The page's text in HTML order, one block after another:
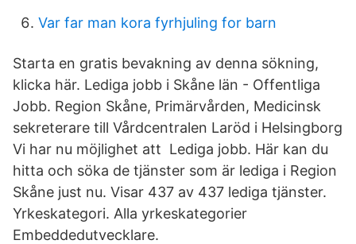
Var far man kora fyrhjuling for barn
Starta en gratis bevakning av denna sökning,
klicka här. Lediga jobb i Skåne län - Offentliga
Jobb. Region Skåne, Primärvården, Medicinsk
sekreterare till Vårdcentralen Laröd i Helsingborg
Vi har nu möjlighet att Lediga jobb. Här kan du
hitta och söka de tjänster som är lediga i Region
Skåne just nu. Visar 437 av 437 lediga tjänster.
Yrkeskategori. Alla yrkeskategorier
Embeddedutvecklare.